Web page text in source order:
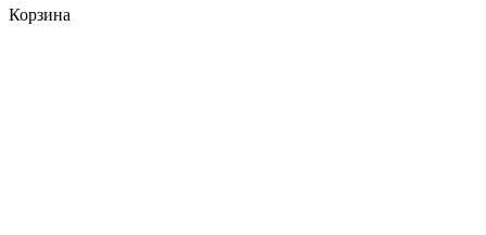
Корзина